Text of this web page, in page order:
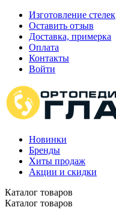
Изготовление стелек
Оставить отзыв
Доставка, примерка
Оплата
Контакты
Войти
Новинки
Бренды
Хиты продаж
Акции и скидки
Каталог товаров
Каталог товаров